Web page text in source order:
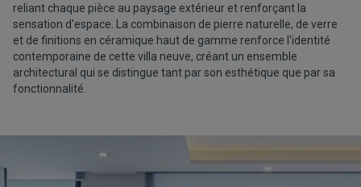
reliant chaque pièce au paysage extérieur et renforçant la
sensation d'espace. La combinaison de pierre naturelle, de verre
et de finitions en céramique haut de gamme renforce l'identité
contemporaine de cette villa neuve, créant un ensemble
architectural qui se distingue tant par son esthétique que par sa
fonctionnalité.